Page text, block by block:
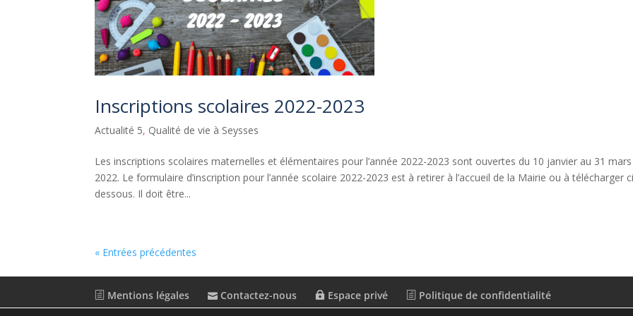
Inscriptions scolaires 2022-2023
Actualité 5, Qualité de vie à Seysses
Les inscriptions scolaires maternelles et élémentaires pour l’année 2022-2023 sont ouvertes du 10 janvier au 31 mars
2022. Le formulaire d’inscription pour l’année scolaire 2022-2023 est à retirer à l’accueil de la Mairie ou à télécharger
dessous. Il doit être...
« Entrées précédentes
Mentions légales Contactez-nous Espace privé Politique de confidentialité